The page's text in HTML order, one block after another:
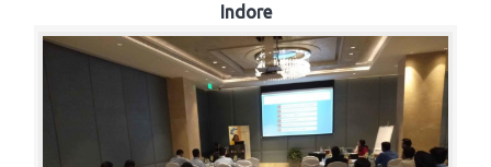
Indore